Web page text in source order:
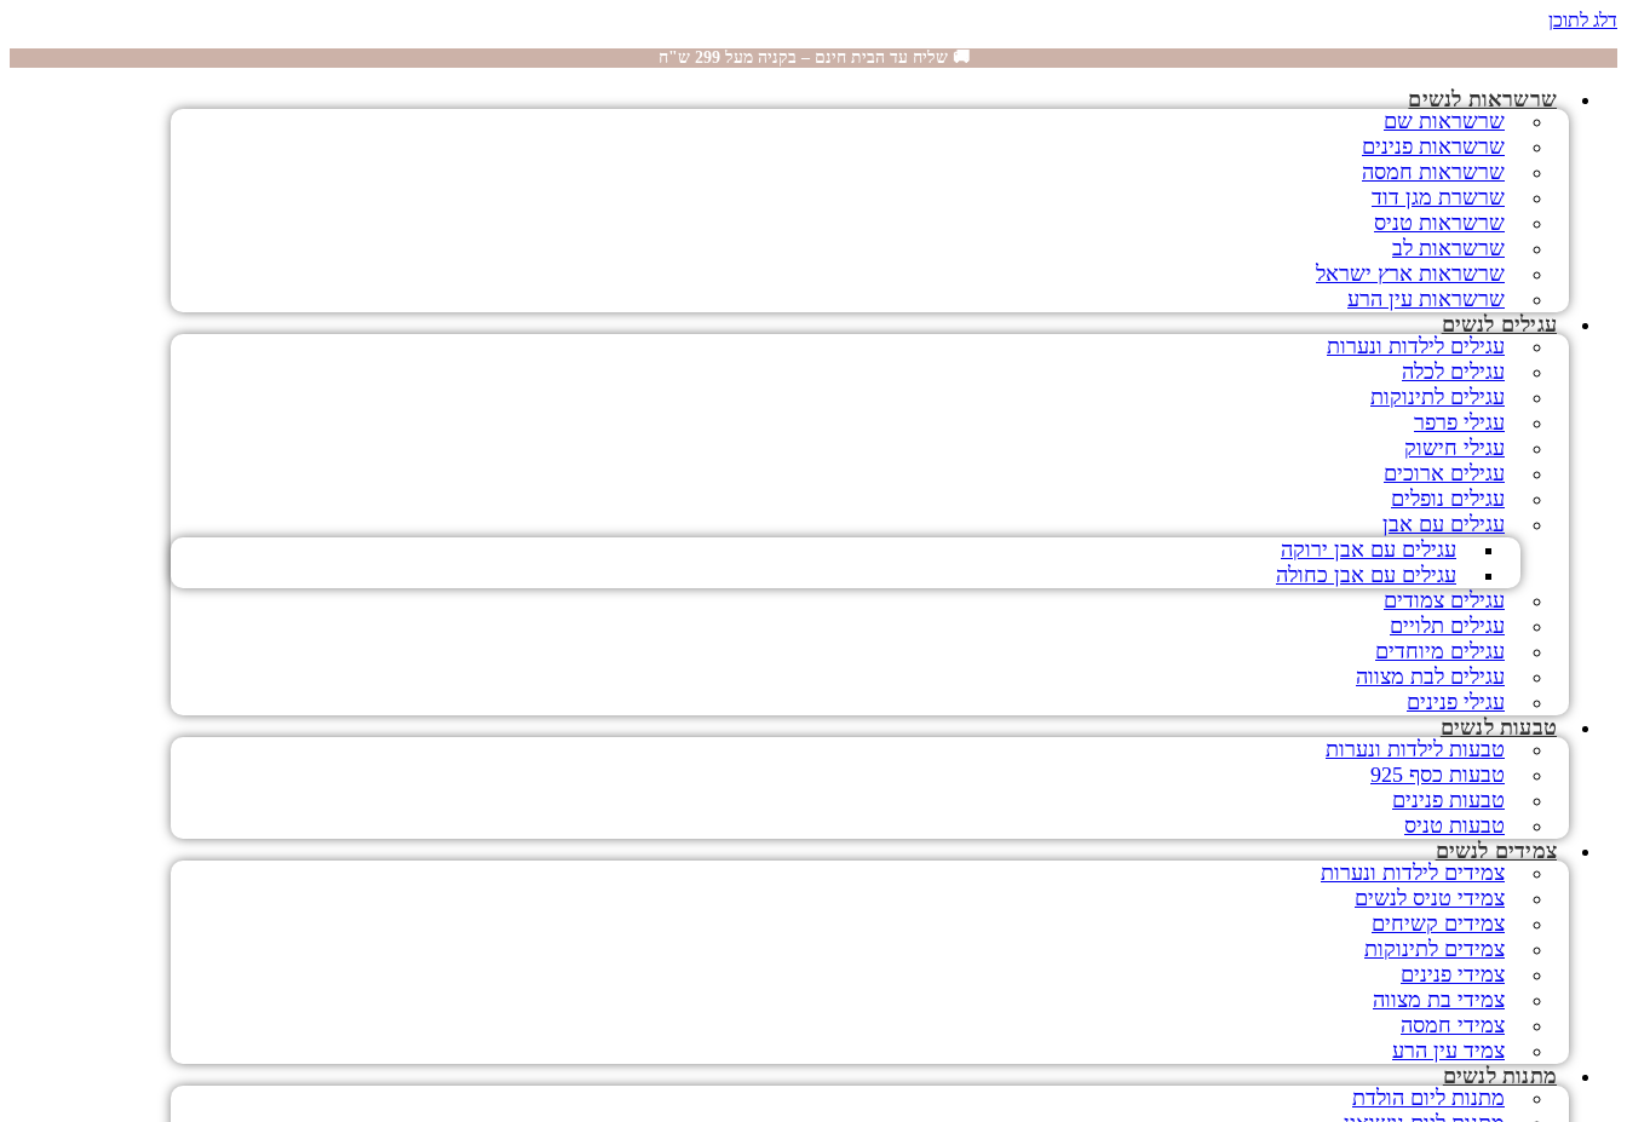
דלג לתוכן
🚚 שליח עד הבית חינם – בקניה מעל 299 ש"ח
שרשראות לנשים
שרשראות שם
שרשראות פנינים
שרשראות חמסה
שרשרת מגן דוד
שרשראות טניס
שרשראות לב
שרשראות ארץ ישראל
שרשראות עין הרע
עגילים לנשים
עגילים לילדות ונערות
עגילים לכלה
עגילים לתינוקות
עגילי פרפר
עגילי חישוק
עגילים ארוכים
עגילים נופלים
עגילים עם אבן
עגילים עם אבן ירוקה
עגילים עם אבן כחולה
עגילים צמודים
עגילים תלויים
עגילים מיוחדים
עגילים לבת מצווה
עגילי פנינים
טבעות לנשים
טבעות לילדות ונערות
טבעות כסף 925
טבעות פנינים
טבעות טניס
צמידים לנשים
צמידים לילדות ונערות
צמידי טניס לנשים
צמידים קשיחים
צמידים לתינוקות
צמידי פנינים
צמידי בת מצווה
צמידי חמסה
צמיד עין הרע
מתנות לנשים
מתנות ליום הולדת